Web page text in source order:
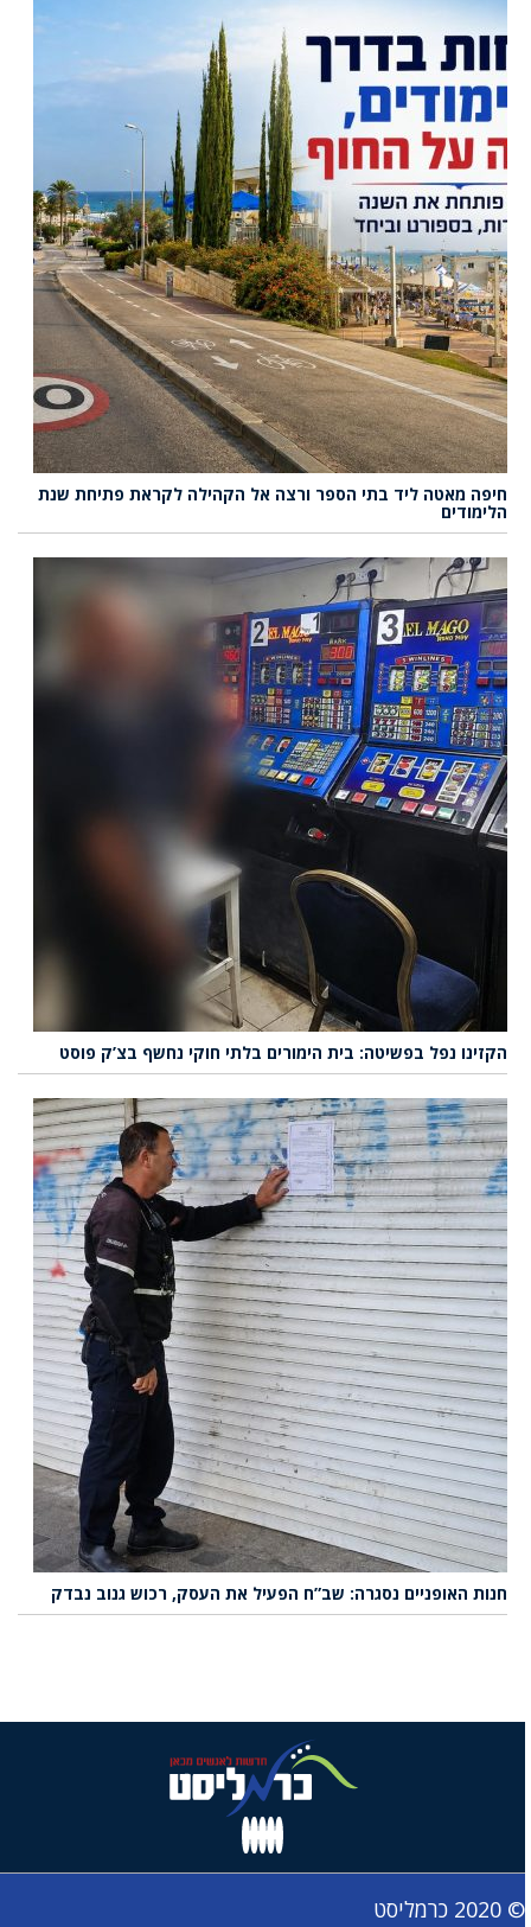
חיפה מאטה ליד בתי הספר ורצה אל הקהילה לקראת פתיחת שנת
הלימודים
הקזינו נפל בפשיטה: בית הימורים בלתי חוקי נחשף בצ’ק פוסט
חנות האופניים נסגרה: שב”ח הפעיל את העסק, רכוש גנוב נבדק
© 2020 כרמליסט